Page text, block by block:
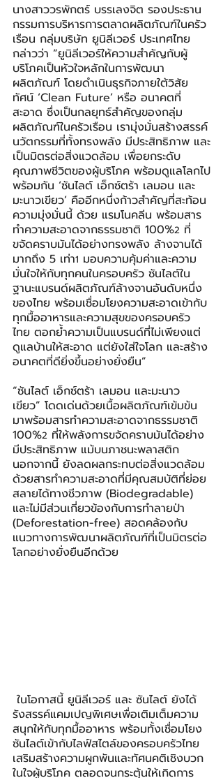
นางสาววรพักตร์ บรรเลงจิต รองประธาน
กรรมการบริหารการตลาดผลิตภัณฑ์ในครัว
เรือน กลุ่มบริษัท ยูนิลีเวอร์ ประเทศไทย
กล่าวว่า “ยูนิลีเวอร์ให้ความสำคัญกับผู้
บริโภคเป็นหัวใจหลักในการพัฒนา
ผลิตภัณฑ์ โดยดำเนินธุรกิจภายใต้วิสัย
ทัศน์ ‘Clean Future’ หรือ อนาคตที่
สะอาด ซึ่งเป็นกลยุทธ์สำคัญของกลุ่ม
ผลิตภัณฑ์ในครัวเรือน เรามุ่งมั่นสร้างสรรค์
นวัตกรรมที่ทั้งทรงพลัง มีประสิทธิภาพ และ
เป็นมิตรต่อสิ่งแวดล้อม เพื่อยกระดับ
คุณภาพชีวิตของผู้บริโภค พร้อมดูแลโลกไป
พร้อมกัน ‘ซันไลต์ เอ็กซ์ตร้า เลมอน และ
มะนาวเขียว’ คืออีกหนึ่งก้าวสำคัญที่สะท้อน
ความมุ่งมั่นนี้ ด้วย แรมโนคลีน พร้อมสาร
ทำความสะอาดจากธรรมชาติ 100%2 ที่
ขจัดคราบมันได้อย่างทรงพลัง ล้างจานได้
มากถึง 5 เท่า1 มอบความคุ้มค่าและความ
มั่นใจให้กับทุกคนในครอบครัว ซันไลต์ใน
ฐานะแบรนด์ผลิตภัณฑ์ล้างจานอันดับหนึ่ง
ของไทย พร้อมเชื่อมโยงความสะอาดเข้ากับ
ทุกมื้ออาหารและความสุขของครอบครัว
ไทย ตอกย้ำความเป็นแบรนด์ที่ไม่เพียงแต่
ดูแลบ้านให้สะอาด แต่ยังใส่ใจโลก และสร้าง
อนาคตที่ดียิ่งขึ้นอย่างยั่งยืน”
“ซันไลต์ เอ็กซ์ตร้า เลมอน และมะนาว
เขียว” โดดเด่นด้วยเนื้อผลิตภัณฑ์เข้มข้น
มาพร้อมสารทำความสะอาดจากธรรมชาติ
100%2 ที่ให้พลังการขจัดคราบมันได้อย่าง
มีประสิทธิภาพ แม้บนภาชนะพลาสติก
นอกจากนี้ ยังลดผลกระทบต่อสิ่งแวดล้อม
ด้วยสารทำความสะอาดที่มีคุณสมบัติที่ย่อย
สลายได้ทางชีวภาพ (Biodegradable)
และไม่มีส่วนเกี่ยวข้องกับการทำลายป่า
(Deforestation-free) สอดคล้องกับ
แนวทางการพัฒนาผลิตภัณฑ์ที่เป็นมิตรต่อ
โลกอย่างยั่งยืนอีกด้วย
ในโอกาสนี้ ยูนิลีเวอร์ และ ซันไลต์ ยังได้
รังสรรค์แคมเปญพิเศษเพื่อเติมเต็มความ
สนุกให้กับทุกมื้ออาหาร พร้อมทั้งเชื่อมโยง
ซันไลต์เข้ากับไลฟ์สไตล์ของครอบครัวไทย
เสริมสร้างความผูกพันและทัศนคติเชิงบวก
ในใจผู้บริโภค ตลอดจนกระตุ้นให้เกิดการ